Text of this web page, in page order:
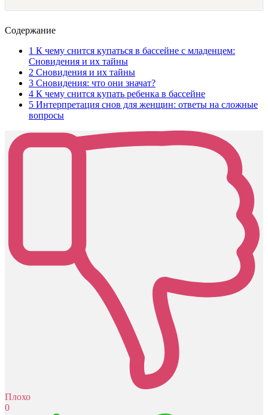
Содержание
1 К чему снится купаться в бассейне с младенцем:
Сновидения и их тайны
2 Сновидения и их тайны
3 Сновидения: что они значат?
4 К чему снится купать ребенка в бассейне
5 Интерпретация снов для женщин: ответы на сложные
вопросы
Плохо
0